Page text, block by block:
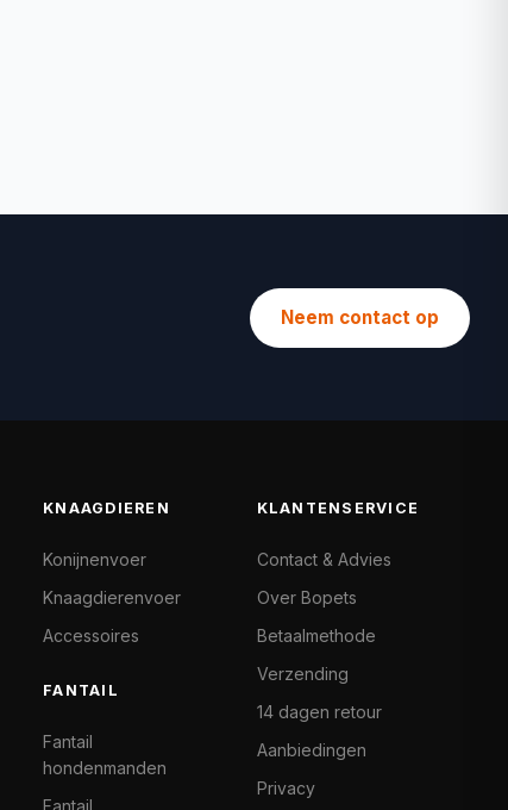
Neem contact op
KNAAGDIEREN
Konijnenvoer
Knaagdierenvoer
Accessoires
FANTAIL
Fantail
hondenmanden
Fantail
KLANTENSERVICE
Contact & Advies
Over Bopets
Betaalmethode
Verzending
14 dagen retour
Aanbiedingen
Privacy